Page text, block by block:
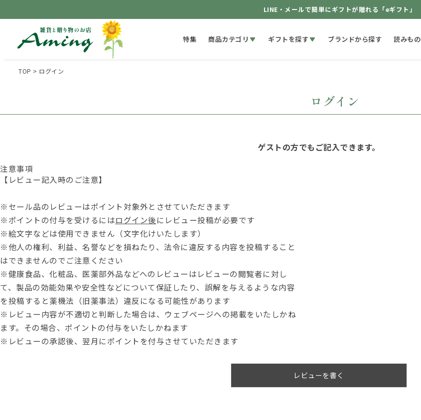
LINE・メールで簡単にギフトが贈れる「eギフト」
特集 商品カテゴリ ギフトを探す ブランドから探す 読みもの
TOP ログイン
ログイン
ゲストの方でもご記入できます。
注意事項
【レビュー記入時のご注意】
※セール品のレビューはポイント対象外とさせていただきます
※ポイントの付与を受けるにはログイン後にレビュー投稿が必要です
※絵文字などは使用できません（文字化けいたします）
※他人の権利、利益、名誉などを損ねたり、法令に違反する内容を投稿すること
はできませんのでご注意ください
※健康食品、化粧品、医薬部外品などへのレビューはレビューの閲覧者に対し
て、製品の効能効果や安全性などについて保証したり、誤解を与えるような内容
を投稿すると薬機法（旧薬事法）違反になる可能性があります
※レビュー内容が不適切と判断した場合は、ウェブページへの掲載をいたしかね
ます。その場合、ポイントの付与をいたしかねます
※レビューの承認後、翌月にポイントを付与させていただきます
レビューを書く